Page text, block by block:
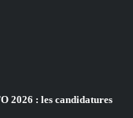
2026 : les candidatures